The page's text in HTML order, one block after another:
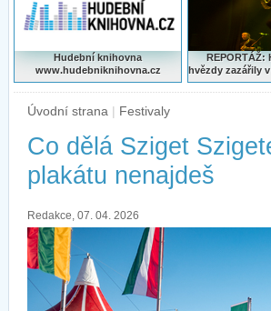
Hudební knihovna
www.hudebniknihovna.cz
REPORTÁŽ:
hvězdy zazářily
Úvodní strana | Festivaly
Co dělá Sziget
plakátu nenajdeš
Redakce, 07. 04. 2026